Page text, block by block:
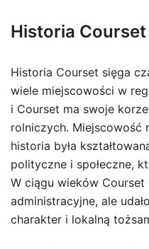
Historia Courset
Historia Courset sięga
wiele miejscowości w
i Courset ma swoje
rolniczych. Miejscowość
historia była
polityczne i społeczne,
W ciągu wieków Courset
administracyjne, ale
charakter i lokalną